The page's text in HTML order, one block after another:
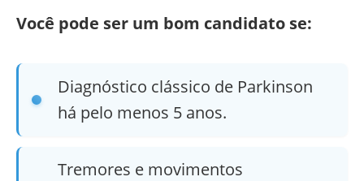
Você pode ser um bom candidato se:
Diagnóstico clássico de Parkinson
há pelo menos 5 anos.
Tremores e movimentos